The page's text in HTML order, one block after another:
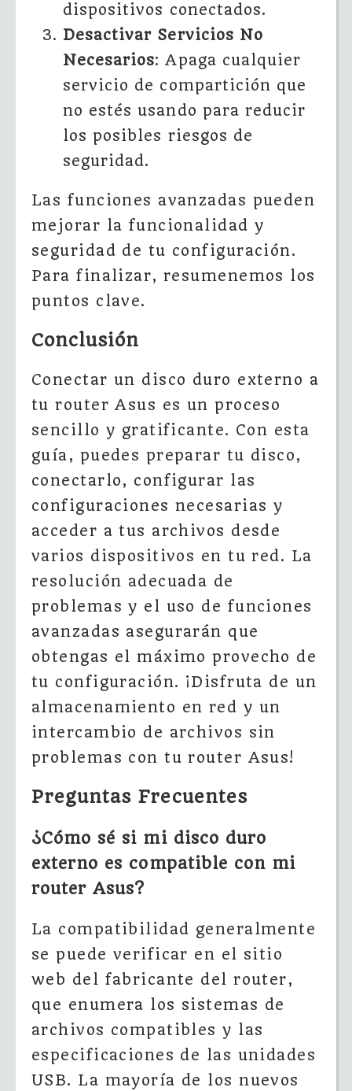
dispositivos conectados.
Desactivar Servicios No
Necesarios: Apaga cualquier
servicio de compartición que
no estés usando para reducir
los posibles riesgos de
seguridad.
Las funciones avanzadas pueden
mejorar la funcionalidad y
seguridad de tu configuración.
Para finalizar, resumenemos los
puntos clave.
Conclusión
Conectar un disco duro externo a
tu router Asus es un proceso
sencillo y gratificante. Con esta
guía, puedes preparar tu disco,
conectarlo, configurar las
configuraciones necesarias y
acceder a tus archivos desde
varios dispositivos en tu red. La
resolución adecuada de
problemas y el uso de funciones
avanzadas asegurarán que
obtengas el máximo provecho de
tu configuración. ¡Disfruta de un
almacenamiento en red y un
intercambio de archivos sin
problemas con tu router Asus!
Preguntas Frecuentes
¿Cómo sé si mi disco duro
externo es compatible con mi
router Asus?
La compatibilidad generalmente
se puede verificar en el sitio
web del fabricante del router,
que enumera los sistemas de
archivos compatibles y las
especificaciones de las unidades
USB. La mayoría de los nuevos